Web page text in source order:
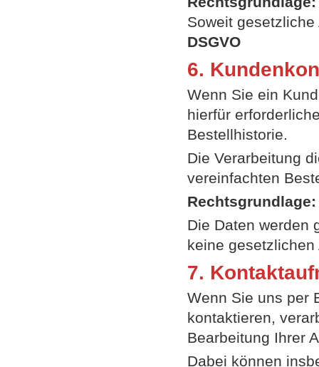
Soweit
DSGVO
6.
Wenn Sie ein
hierfür
Bestellhistorie.
Die Verarbeitung
vereinfachten
Rechtsgrundlage:
Die Daten werden
keine
7.
Wenn Sie uns per
kontaktieren,
Bearbeitung Ihrer
Dabei können